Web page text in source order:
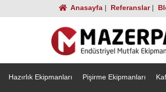
Anasayfa | Referanslar|
Hazırlık Ekipmanları Pişirme Ekipmanları